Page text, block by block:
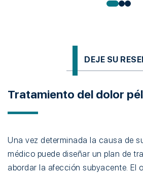
DEJE SU
Tratamiento del dolor
Una vez determinada la causa de
médico puede diseñar un plan de
abordar la afección subyacente. El